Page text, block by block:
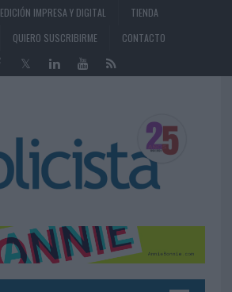
EDICIÓN IMPRESA Y DIGITAL
TIENDA
QUIERO SUSCRIBIRME CONTACTO